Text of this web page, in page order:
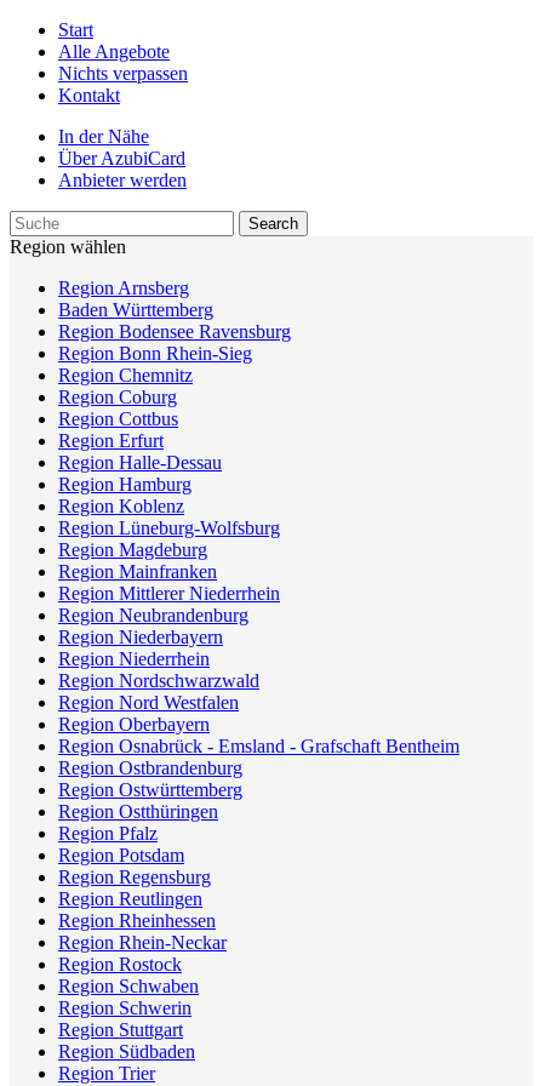
Start
Alle Angebote
Nichts verpassen
Kontakt
In der Nähe
Über AzubiCard
Anbieter werden
Region wählen
Region Arnsberg
Baden Württemberg
Region Bodensee Ravensburg
Region Bonn Rhein-Sieg
Region Chemnitz
Region Coburg
Region Cottbus
Region Erfurt
Region Halle-Dessau
Region Hamburg
Region Koblenz
Region Lüneburg-Wolfsburg
Region Magdeburg
Region Mainfranken
Region Mittlerer Niederrhein
Region Neubrandenburg
Region Niederbayern
Region Niederrhein
Region Nordschwarzwald
Region Nord Westfalen
Region Oberbayern
Region Osnabrück - Emsland - Grafschaft Bentheim
Region Ostbrandenburg
Region Ostwürttemberg
Region Ostthüringen
Region Pfalz
Region Potsdam
Region Regensburg
Region Reutlingen
Region Rheinhessen
Region Rhein-Neckar
Region Rostock
Region Schwaben
Region Schwerin
Region Stuttgart
Region Südbaden
Region Trier